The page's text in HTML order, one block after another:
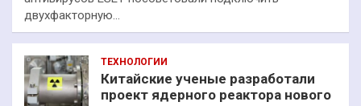
двухфакторную…
ТЕХНОЛОГИИ
Китайские ученые разработали
проект ядерного реактора нового